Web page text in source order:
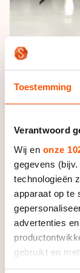
Toestemming
Verantwoord
Wij en onze
gegevens
technologieën
apparaat op te
advertenties
gebruikt en
meerdere
het noorden
Nederland
directeur
leveren van
nakomen van
groep met
Het RTC
een